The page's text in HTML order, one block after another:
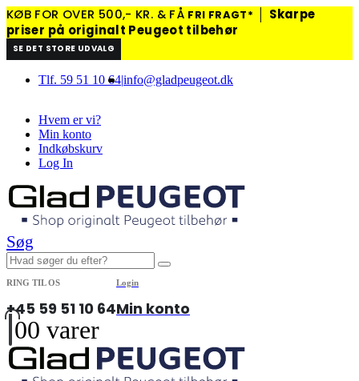
KØB FOR OVER 500,- KR. & FÅ FRI FRAGT*
Skarpe
priser på originalt Peugeot tilbehør
SE DET STORE UDVALG
Tlf. 59 51 10 64|info@gladpeugeot.dk
Hvem er vi?
Min konto
Indkøbskurv
Log In
Søg
RING TIL OS
+45 59 51 10 64
Login
Min konto
00 varer